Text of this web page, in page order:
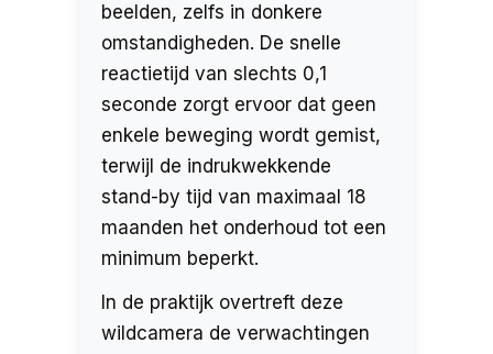
beelden, zelfs in donkere
omstandigheden. De snelle
reactietijd van slechts 0,1
seconde zorgt ervoor dat geen
enkele beweging wordt gemist,
terwijl de indrukwekkende
stand-by tijd van maximaal 18
maanden het onderhoud tot een
minimum beperkt.
In de praktijk overtreft deze
wildcamera de verwachtingen